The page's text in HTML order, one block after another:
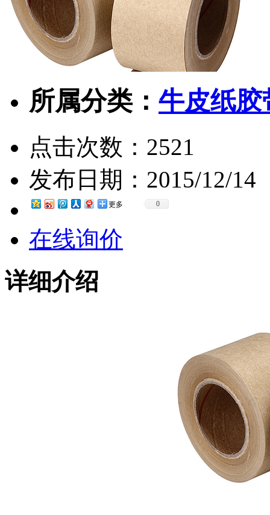
所属分类： 牛皮纸胶
点击次数： 2521
发布日期： 2015/12/14
更多 0
在线询价
详细介绍